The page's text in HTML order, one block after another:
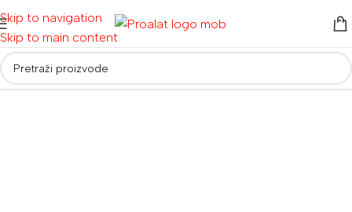
Skip to navigation
Skip to main content
Početna/ Auto detailing i oprema